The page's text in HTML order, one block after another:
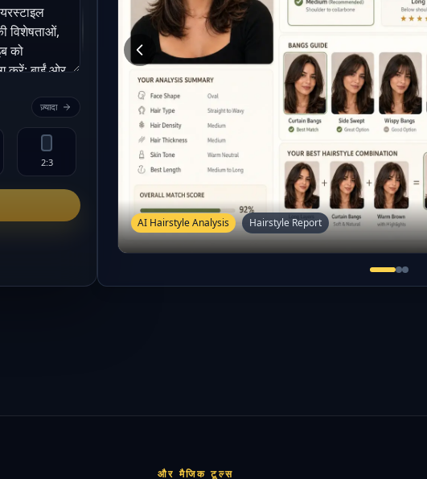
ज़्यादा
2:3
AI Hairstyle Analysis Hairstyle Report
और मैजिक टूल्स